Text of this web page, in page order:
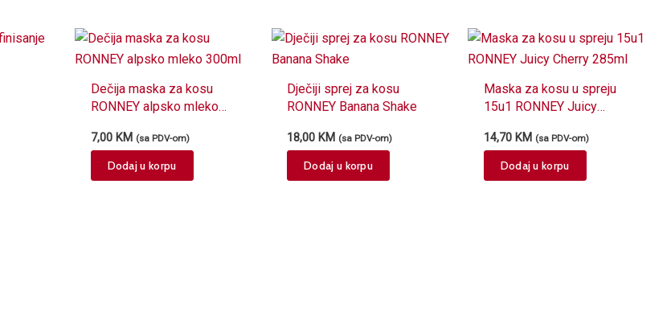
Dečija maska za kosu
RONNEY alpsko mleko
7,00 KM (sa PDV-om)
Dodaj u korpu
Dječiji sprej za kosu
RONNEY Banana Shake
18,00 KM (sa PDV-om)
Dodaj u korpu
Maska za kosu u spreju
15u1 RONNEY Juicy
14,70 KM (sa PDV-om)
Dodaj u korpu